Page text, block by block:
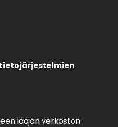
laajan verkoston